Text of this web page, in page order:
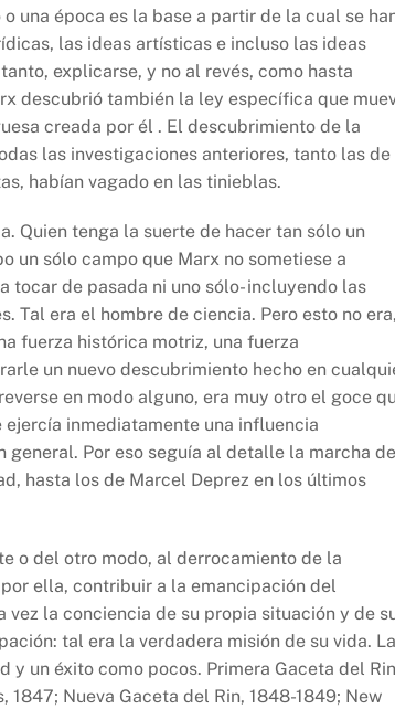
una época es la base a partir de la cual se
las ideas artísticas e incluso las ideas
explicarse, y no al revés, como hasta
descubrió también la ley específica que
creada por él . El descubrimiento de la
las investigaciones anteriores, tanto las de
habían vagado en las tinieblas.
Quien tenga la suerte de hacer tan sólo un
un sólo campo que Marx no sometiese a
tocar de pasada ni uno sólo- incluyendo las
Tal era el hombre de ciencia. Pero esto no
fuerza histórica motriz, una fuerza
un nuevo descubrimiento hecho en
en modo alguno, era muy otro el goce
inmediatamente una influencia
Por eso seguía al detalle la marcha de
hasta los de Marcel Deprez en los últimos
o del otro modo, al derrocamiento de la
ella, contribuir a la emancipación del
la conciencia de su propia situación y de
tal era la verdadera misión de su vida. La
y un éxito como pocos. Primera Gaceta del
1847; Nueva Gaceta del Rin, 1848-1849; New